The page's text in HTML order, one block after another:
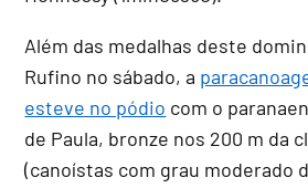
Além das medalhas deste
Rufino no sábado, a
esteve no pódio com o
de Paula, bronze nos 200 m da
(canoístas com grau moderado